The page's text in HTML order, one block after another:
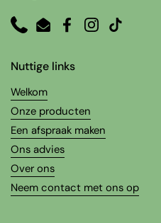
PhoneEmailFacebook
Instagram
TikTok
Nuttige links
Welkom
Onze producten
Een afspraak maken
Ons advies
Over ons
Neem contact met ons op